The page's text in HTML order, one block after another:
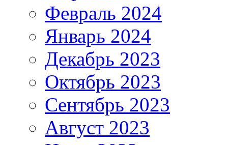
Февраль 2024
Январь 2024
Декабрь 2023
Октябрь 2023
Сентябрь 2023
Август 2023